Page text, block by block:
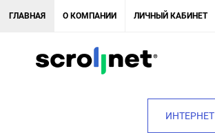
ГЛАВНАЯ О КОМПАНИИ ЛИЧНЫЙ КАБИНЕТ
ИНТЕРНЕТ